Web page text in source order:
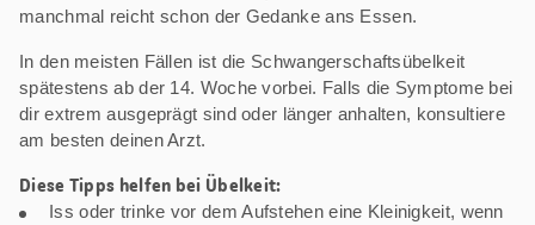
manchmal reicht schon der Gedanke ans Essen.
In den meisten Fällen ist die Schwangerschaftsübelkeit
spätestens ab der 14. Woche vorbei. Falls die Symptome bei
dir extrem ausgeprägt sind oder länger anhalten, konsultiere
am besten deinen Arzt.
Diese Tipps helfen bei Übelkeit:
Iss oder trinke vor dem Aufstehen eine Kleinigkeit, wenn